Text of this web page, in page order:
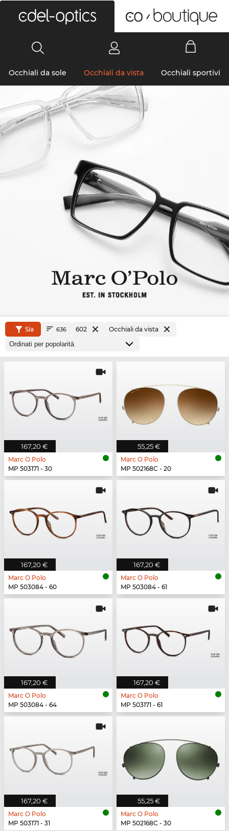
Occhiali da sole Occhiali da vista Occhiali sportivi
Sía 636 602 Occhiali da vista
167,20 €
Marc O Polo
MP 503171 - 30
55,25 €
Marc O Polo
MP 502168C - 20
167,20 €
Marc O Polo
MP 503084 - 60
167,20 €
Marc O Polo
MP 503084 - 61
167,20 €
Marc O Polo
MP 503084 - 64
167,20 €
Marc O Polo
MP 503171 - 61
167,20 €
Marc O Polo
MP 503171 - 31
55,25 €
Marc O Polo
MP 502168C - 30